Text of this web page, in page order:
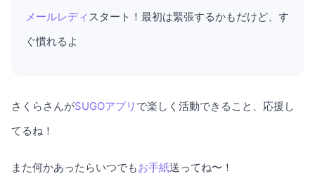
メールレディ スタート！最初は緊張するかもだけど、す
ぐ慣れるよ
さくらさんがSUGOアプリ で楽しく活動できること、応援し
てるね！
また何かあったらいつでもお手紙送ってね〜！